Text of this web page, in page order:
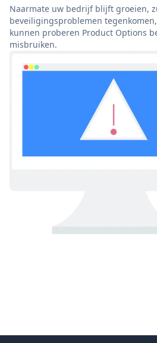
Naarmate uw bedrijf blijft groeien,
beveiligingsproblemen
kunnen proberen Product Options
misbruiken.